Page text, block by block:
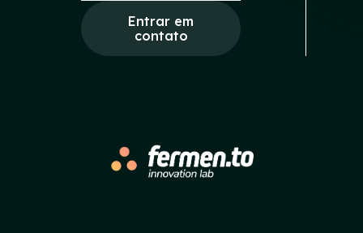
Entrar em
contato